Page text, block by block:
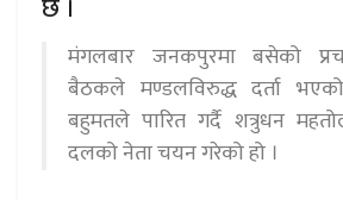
छ ।
मंगलबार जनकपुरमा बसेको
बैठकले मण्डलविरुद्ध दर्ता भएको
बहुमतले पारित गर्दै शत्रुधन
दलको नेता चयन गरेको हो ।